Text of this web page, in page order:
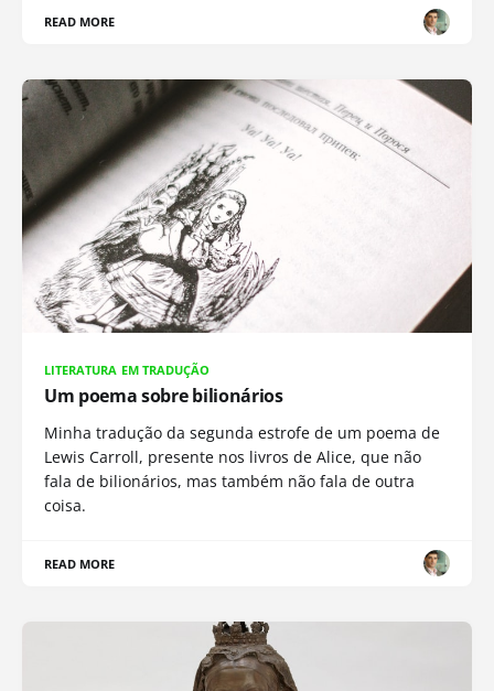
READ MORE
LITERATURA EM TRADUÇÃO
Um poema sobre bilionários
Minha tradução da segunda estrofe de um poema de
Lewis Carroll, presente nos livros de Alice, que não
fala de bilionários, mas também não fala de outra
coisa.
READ MORE